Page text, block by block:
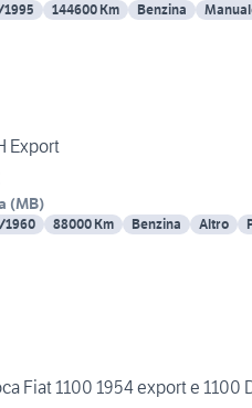
1995 144600 Km Benzina
Export
(MB)
1960 88000 Km Benzina Altro
Fiat 1100 1954 export e 1100